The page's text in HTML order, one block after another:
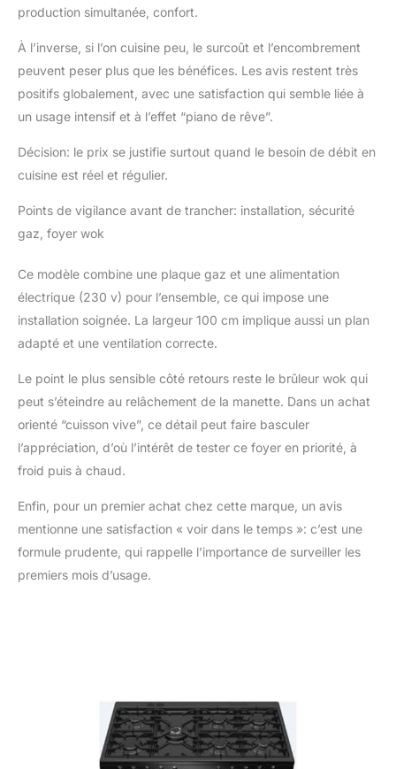
production simultanée, confort.
À l’inverse, si l’on cuisine peu, le surcoût et l’encombrement
peuvent peser plus que les bénéfices. Les avis restent très
positifs globalement, avec une satisfaction qui semble liée à
un usage intensif et à l’effet “piano de rêve”.
Décision: le prix se justifie surtout quand le besoin de débit en
cuisine est réel et régulier.
Points de vigilance avant de trancher: installation, sécurité
gaz, foyer wok
Ce modèle combine une plaque gaz et une alimentation
électrique (230 v) pour l’ensemble, ce qui impose une
installation soignée. La largeur 100 cm implique aussi un plan
adapté et une ventilation correcte.
Le point le plus sensible côté retours reste le brûleur wok qui
peut s’éteindre au relâchement de la manette. Dans un achat
orienté “cuisson vive”, ce détail peut faire basculer
l’appréciation, d’où l’intérêt de tester ce foyer en priorité, à
froid puis à chaud.
Enfin, pour un premier achat chez cette marque, un avis
mentionne une satisfaction « voir dans le temps »: c’est une
formule prudente, qui rappelle l’importance de surveiller les
premiers mois d’usage.